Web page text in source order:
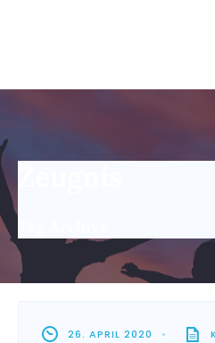
26. APRIL 2020 •